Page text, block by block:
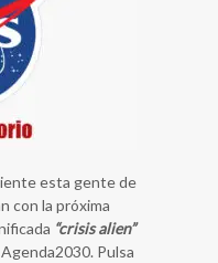
esta gente de
con la próxima
“crisis alien”
Pulsa